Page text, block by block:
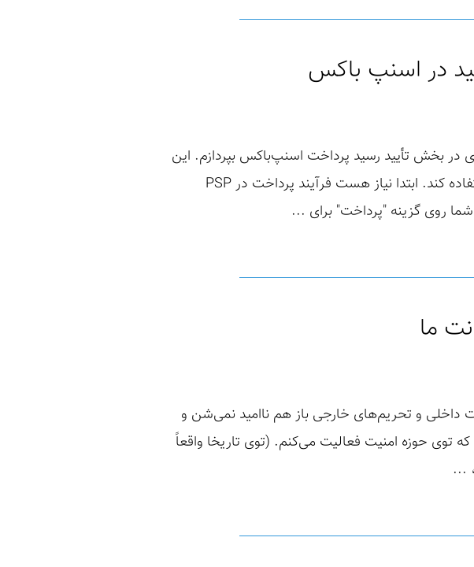
در اسنپ باکس
بخش تأیید رسید پرداخت اسنپ‌باکس بپردازم. این
آسیب‌پذیری به مهاجم اجازه می‌داد تا از یک رسید دیجیتال بیش از یک‌بار استفاده کند. ابتدا نیاز هست فرآیند پرداخت در PSP
روی گزینه "پرداخت" برای ...
ما
و تحریم‌های خارجی باز هم ناامید نمی‌شن و
می‌دن :). من علی هستم، تقریباً ۱۹ سالمه و حدوداً ۲ ساله که توی حوزه امنیت فعالیت می‌کنم. (توی تاریخا واقعاً